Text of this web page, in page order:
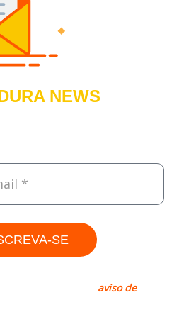
NEWS
SE
aviso de
mais informações.